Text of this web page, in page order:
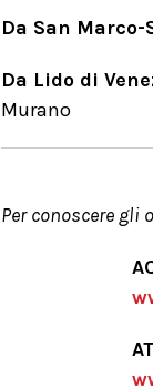
Da San
Da Lido di
Murano
Per conoscere